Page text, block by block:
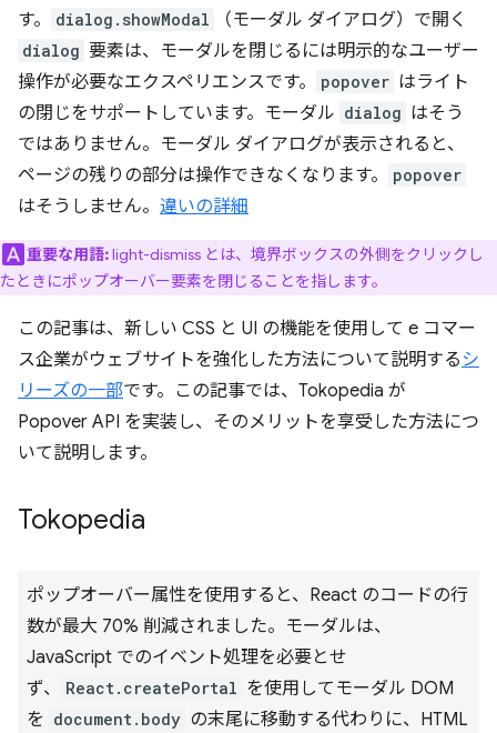
す。
dialog.showModal （モーダル ダイアログ）で開く
dialog 要素は、モーダルを閉じるには明示的なユーザー
操作が必要なエクスペリエンスです。
popover はライト
の閉じをサポートしています。モーダル dialog はそう
ではありません。モーダル ダイアログが表示されると、
ページの残りの部分は操作できなくなります。
popover
はそうしません。 違いの詳細
重要な用語:light-dismiss とは、境界ボックスの外側をクリックし
たときにポップオーバー要素を閉じることを指します。
この記事は、新しい CSS と UI の機能を使用して e コマー
ス企業がウェブサイトを強化した方法について説明する シ
リーズの一部です。この記事では、Tokopedia が
Popover API を実装し、そのメリットを享受した方法につ
いて説明します。
Tokopedia
ポップオーバー属性を使用すると、React のコードの行
数が最大 70% 削減されました。モーダルは、
JavaScript でのイベント処理を必要とせ
ず、
React.createPortal を使用してモーダル DOM
を document.body の末尾に移動する代わりに、HTML